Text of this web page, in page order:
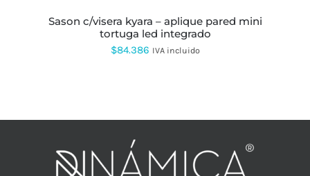
sason c/visera kyara – aplique pared mini
tortuga led integrado
$84.386 IVA incluido